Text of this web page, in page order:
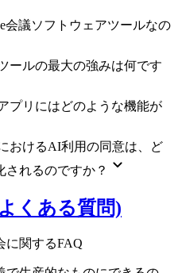
会議ソフトウェアツールなの
ールの最大の強みは何です
プリにはどのような機能が
おけるAI利用の同意は、ど
れるのですか？
くある質問)
に関するFAQ